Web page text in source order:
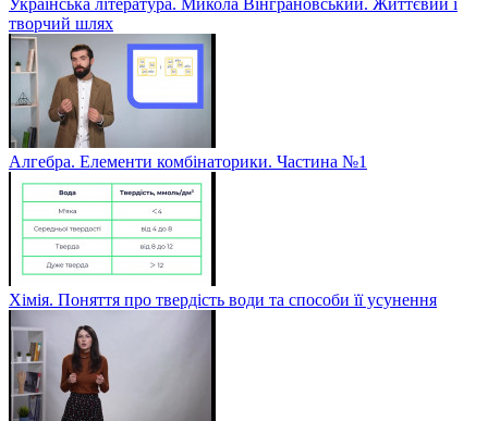
творчий шлях
Алгебра. Елементи комбінаторики. Частина №1
Хімія. Поняття про твердість води та способи її усунення